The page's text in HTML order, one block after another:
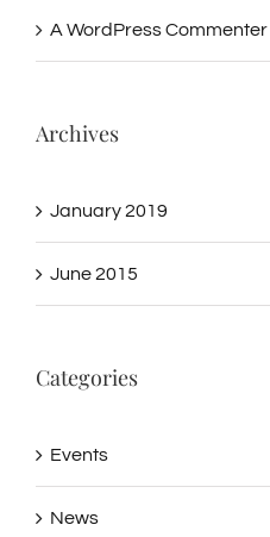
A WordPress Commenter
Archives
January 2019
June 2015
Categories
Events
News